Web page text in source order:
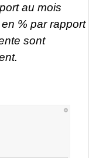
au mois
% par rapport
sont